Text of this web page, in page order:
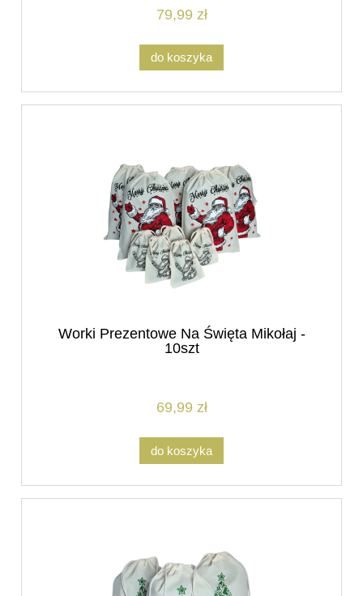
79,99 zł
do koszyka
Worki Prezentowe Na Święta Mikołaj -
10szt
69,99 zł
do koszyka